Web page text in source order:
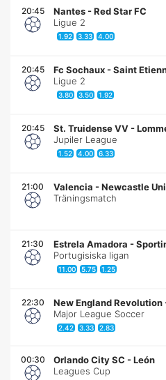
20:45 Nantes -Red Star FC
Ligue 2
1.92 3.33 4.00
20:45 Fc Sochaux -Saint
Ligue 2
3.80 3.50 1.92
20:45 St. Truidense VV -
Jupiler League
1.52 4.00 6.33
21:00 Valencia -Newcastle
Träningsmatch
21:30 Estrela Amadora -
Portugisiska ligan
11.00 5.75 1.25
22:30 New England Revolution
Major League Soccer
2.42 3.33 2.83
00:30 Orlando City SC -León
Leagues Cup